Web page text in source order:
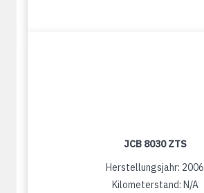
JCB 8030 ZTS
Herstellungsjahr: 2006
Kilometerstand: N/A